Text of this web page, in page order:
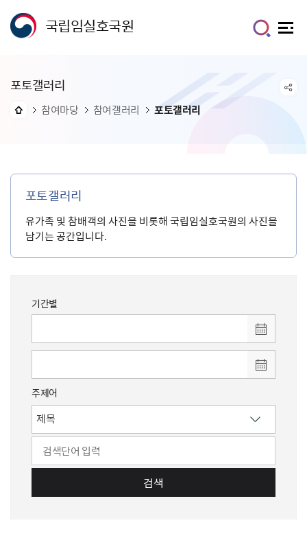
국립임실호국원
포토갤러리
참여마당 참여갤러리 포토갤러리
포토갤러리
유가족 및 참배객의 사진을 비롯해 국립임실호국원의 사진을
남기는 공간입니다.
기간별
주제어
검색